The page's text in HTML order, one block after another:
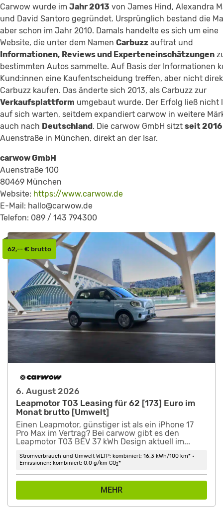
Carwow wurde im Jahr 2013 von James Hind, Alexandra
und David Santoro gegründet. Ursprünglich bestand die
aber schon im Jahr 2010. Damals handelte es sich um eine
Website, die unter dem Namen Carbuzz auftrat und
Informationen, Reviews und Experteneinschätzungen
bestimmten Autos sammelte. Auf Basis der Informationen
Kund:innen eine Kaufentscheidung treffen, aber nicht
Carbuzz kaufen. Das änderte sich 2013, als Carbuzz zur
Verkaufsplattform umgebaut wurde. Der Erfolg ließ nicht
auf sich warten, seitdem expandiert carwow in weitere
auch nach Deutschland. Die carwow GmbH sitzt seit 2016
Auenstraße in München, direkt an der Isar.
carwow GmbH
Auenstraße 100
80469 München
Website: https://www.carwow.de
E-Mail: hallo@carwow.de
Telefon: 089 / 143 794300
6. August 2026
Leapmotor T03 Leasing für 62 [173] Euro im
Monat brutto [Umwelt]
Einen Leapmotor, günstiger ist als ein iPhone 17
Pro Max im Vertrag? Bei carwow gibt es den
Leapmotor T03 BEV 37 kWh Design aktuell im...
Stromverbrauch und Umwelt WLTP: kombiniert: 16,3 kWh/100 km* •
Emissionen: kombiniert: 0,0 g/km CO2*
MEHR
62,-- € brutto